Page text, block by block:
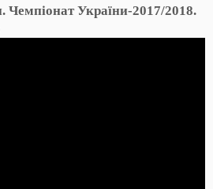
Чемпіонат України-2017/2018.